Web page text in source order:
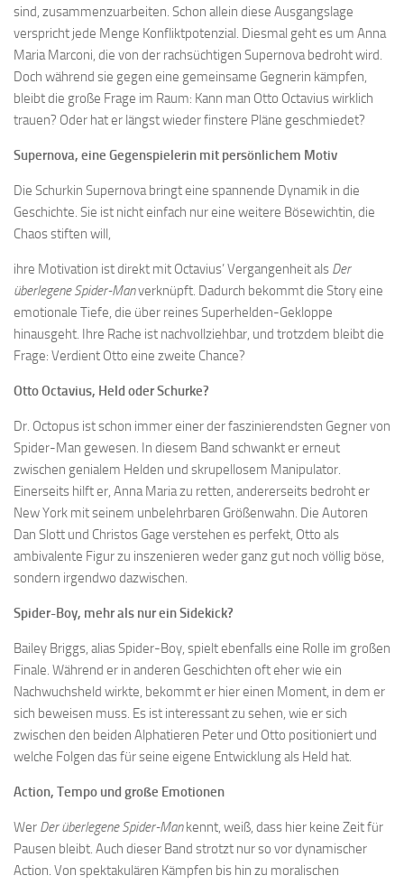
sind, zusammenzuarbeiten. Schon allein diese Ausgangslage
verspricht jede Menge Konfliktpotenzial. Diesmal geht es um Anna
Maria Marconi, die von der rachsüchtigen Supernova bedroht wird.
Doch während sie gegen eine gemeinsame Gegnerin kämpfen,
bleibt die große Frage im Raum: Kann man Otto Octavius wirklich
trauen? Oder hat er längst wieder finstere Pläne geschmiedet?
Supernova, eine Gegenspielerin mit persönlichem Motiv
Die Schurkin Supernova bringt eine spannende Dynamik in die
Geschichte. Sie ist nicht einfach nur eine weitere Bösewichtin, die
Chaos stiften will,
ihre Motivation ist direkt mit Octavius’ Vergangenheit als Der
überlegene Spider-Manverknüpft. Dadurch bekommt die Story eine
emotionale Tiefe, die über reines Superhelden-Gekloppe
hinausgeht. Ihre Rache ist nachvollziehbar, und trotzdem bleibt die
Frage: Verdient Otto eine zweite Chance?
Otto Octavius, Held oder Schurke?
Dr. Octopus ist schon immer einer der faszinierendsten Gegner von
Spider-Man gewesen. In diesem Band schwankt er erneut
zwischen genialem Helden und skrupellosem Manipulator.
Einerseits hilft er, Anna Maria zu retten, andererseits bedroht er
New York mit seinem unbelehrbaren Größenwahn. Die Autoren
Dan Slott und Christos Gage verstehen es perfekt, Otto als
ambivalente Figur zu inszenieren weder ganz gut noch völlig böse,
sondern irgendwo dazwischen.
Spider-Boy, mehr als nur ein Sidekick?
Bailey Briggs, alias Spider-Boy, spielt ebenfalls eine Rolle im großen
Finale. Während er in anderen Geschichten oft eher wie ein
Nachwuchsheld wirkte, bekommt er hier einen Moment, in dem er
sich beweisen muss. Es ist interessant zu sehen, wie er sich
zwischen den beiden Alphatieren Peter und Otto positioniert und
welche Folgen das für seine eigene Entwicklung als Held hat.
Action, Tempo und große Emotionen
Wer Der überlegene Spider-Mankennt, weiß, dass hier keine Zeit für
Pausen bleibt. Auch dieser Band strotzt nur so vor dynamischer
Action. Von spektakulären Kämpfen bis hin zu moralischen